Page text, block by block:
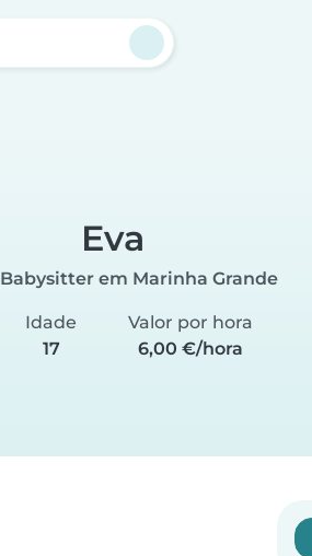
Eva
Babysitter em Marinha Grande
Idade
17
Valor por hora
6,00 €/hora